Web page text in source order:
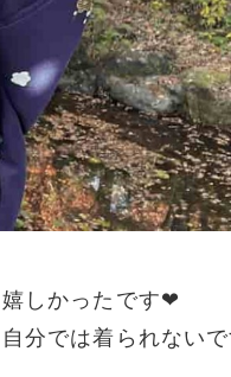
しかったです❤
分では着られない